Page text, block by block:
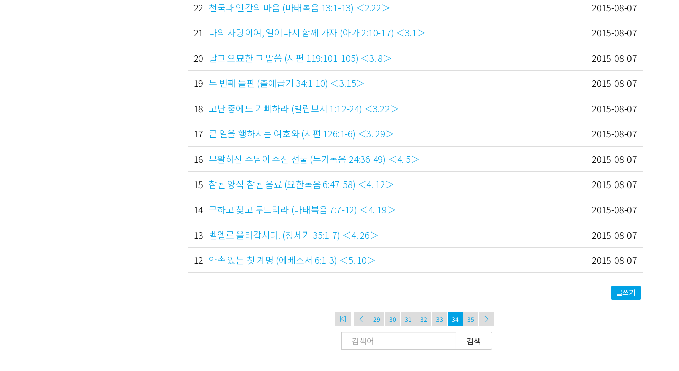
22 천국과 인간의 마음 (마태복음 13:1-13) ＜2.22＞
2015-08-07
21
나의 사랑이여, 일어나서 함께 가자 (아가 2:10-17) ＜3.1＞
2015-08-07
20 달고 오묘한 그 말씀 (시편 119:101-105) ＜3. 8＞
2015-08-07
19 두 번째 돌판 (출애굽기 34:1-10) ＜3.15＞
2015-08-07
18 고난 중에도 기뻐하라 (빌립보서 1:12-24) ＜3.22＞
2015-08-07
17 큰 일을 행하시는 여호와 (시편 126:1-6) ＜3. 29＞
2015-08-07
16 부활하신 주님이 주신 선물 (누가복음 24:36-49) ＜4. 5＞
2015-08-07
15 참된 양식 참된 음료 (요한복음 6:47-58) ＜4. 12＞
2015-08-07
14 구하고 찾고 두드리라 (마태복음 7:7-12) ＜4. 19＞
2015-08-07
13 벧엘로 올라갑시다. (창세기 35:1-7) ＜4. 26＞
2015-08-07
12 약속 있는 첫 계명 (에베소서 6:1-3) ＜5. 10＞ 2015-08-07
글쓰기
29 30 31 32 33 34 35
검색